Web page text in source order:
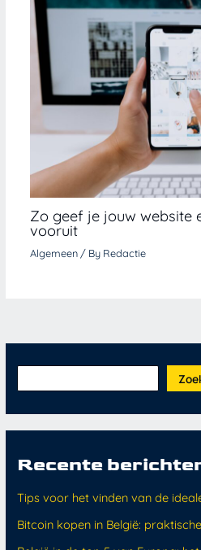
Zo geef je jouw website
vooruit
Algemeen/ By Redactie
Recente
Tips voor het vinden van de
Bitcoin kopen in België: